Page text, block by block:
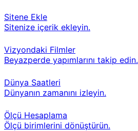
Sitene Ekle
Sitenize içerik ekleyin.
Vizyondaki Filmler
Beyazperde yapımlarını takip edin.
Dünya Saatleri
Dünyanın zamanını izleyin.
Ölçü Hesaplama
Ölçü birimlerini dönüştürün.